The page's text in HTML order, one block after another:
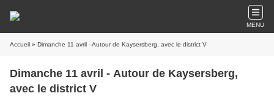
MENU
Accueil » Dimanche 11 avril - Autour de Kaysersberg, avec le district V
Dimanche 11 avril - Autour de Kaysersberg,
avec le district V